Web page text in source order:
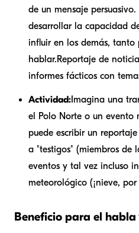
de un mensaje
desarrollar la capacidad
influir en los demás, tanto
hablar.Reportaje de
informes fácticos con
Actividad: Imagina una
el Polo Norte o un evento
puede escribir un
a "testigos" (miembros de
eventos y tal vez incluso
meteorológico (¡nieve, por
Beneficio para el habla